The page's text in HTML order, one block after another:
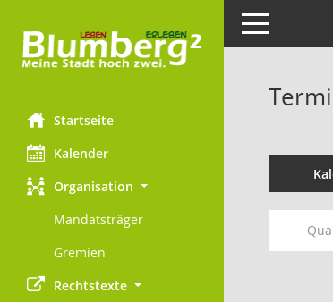
Startseite
Kalender
Organisation
Mandatsträger
Gremien
Rechtstexte
Toggle